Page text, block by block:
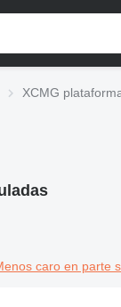
XCMG
caro en parte